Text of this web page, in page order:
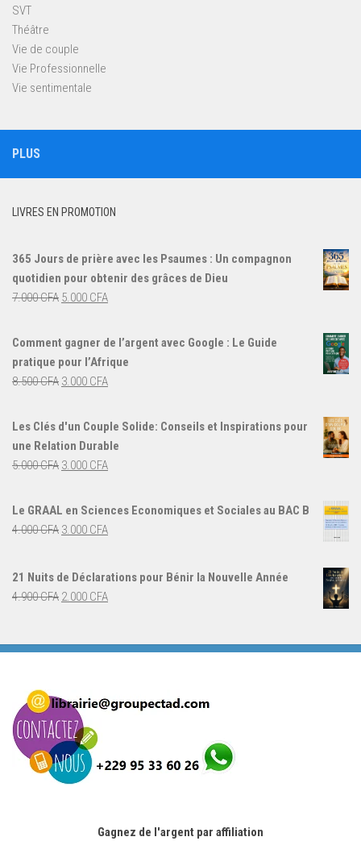
SVT
Théâtre
Vie de couple
Vie Professionnelle
Vie sentimentale
PLUS
LIVRES EN PROMOTION
365 Jours de prière avec les Psaumes : Un compagnon
quotidien pour obtenir des grâces de Dieu
7.000CFA Le
était :
7.000 CFA.
5.000 CFALe
actuel
est :
Comment gagner de l’argent avec Google : Le Guide
pratique pour l’Afrique
8.500CFA Le
initial
était :
8.500 CFA.
3.000 CFALe
actuel
est :
Les Clés d'un Couple Solide: Conseils et Inspirations pour
une Relation Durable
5.000CFA Le
initial
était :
3.000 CFALe
actuel
Le GRAAL en Sciences Economiques et Sociales au BAC B
4.000CFA Le
4.000 CFA.
3.000 CFALe
3.000 CFA.
21 Nuits de Déclarations pour Bénir la Nouvelle Année
4.900CFA Le
était :
2.000 CFALe
est :
Gagnez de l'argent par affiliation